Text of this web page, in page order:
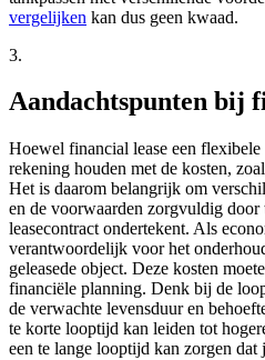
vergelijken kan dus geen kwaad.
3.
Aandachtspunten bij
Hoewel financial lease een
rekening houden met de kosten,
Het is daarom belangrijk om
en de voorwaarden zorgvuldig door
leasecontract ondertekent. Als
verantwoordelijk voor het
geleasede object. Deze kosten
financiële planning. Denk bij de
de verwachte levensduur en
te korte looptijd kan leiden tot
een te lange looptijd kan zorgen dat